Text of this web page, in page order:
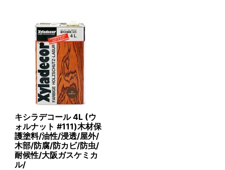
キシラデコール 4L (ウ
ォルナット #111)木材保
護塗料/油性/浸透/屋外/
木部/防腐/防カビ/防虫/
耐候性/大阪ガスケミカ
ル/